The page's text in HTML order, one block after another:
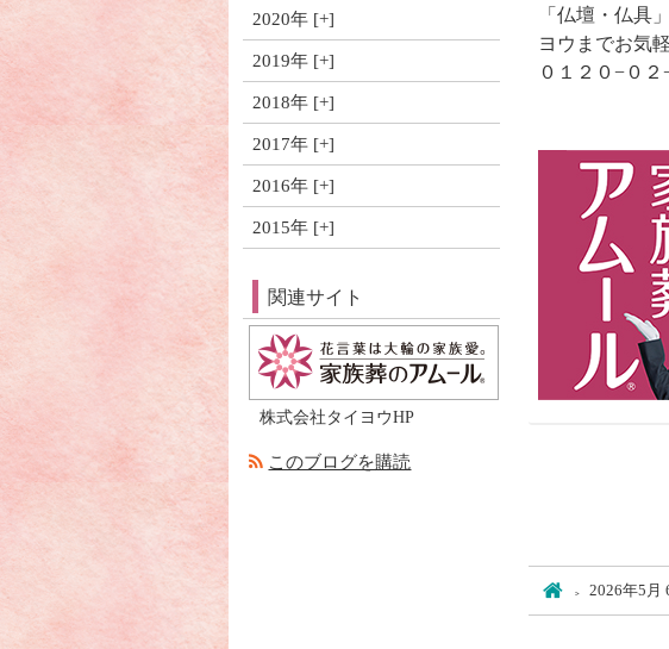
「仏壇・仏具
ヨウまでお気
０１２０−０
ホーム
2026年5月
2020年
2019年
2018年
2017年
2016年
2015年
関連サイト
株式会社タイヨウHP
このブログを購読